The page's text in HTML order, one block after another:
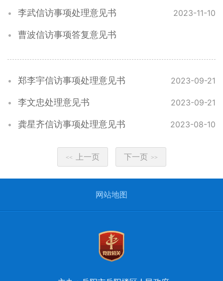
李武信访事项处理意见书 2023-11-10
曹波信访事项答复意见书
郑李宇信访事项处理意见书 2023-09-21
李文忠处理意见书 2023-09-21
龚星齐信访事项处理意见书 2023-08-10
<< 上一页 下一页 >>
网站地图